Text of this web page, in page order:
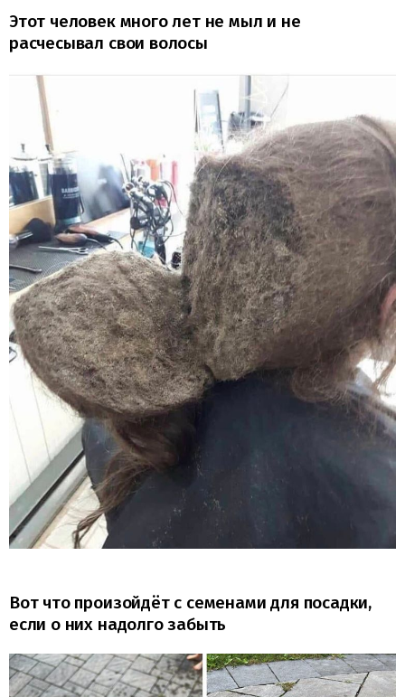
Этот человек много лет не мыл и не
расчесывал свои волосы
Вот что произойдёт с семенами для посадки,
если о них надолго забыть